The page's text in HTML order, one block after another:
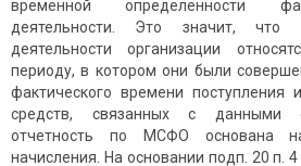
временной определенности
деятельности. Это значит, что
деятельности организации
периоду, в котором они были
фактического времени
средств, связанных с данными
отчетность по МСФО основана
начисления. На основании подп. 20 п.